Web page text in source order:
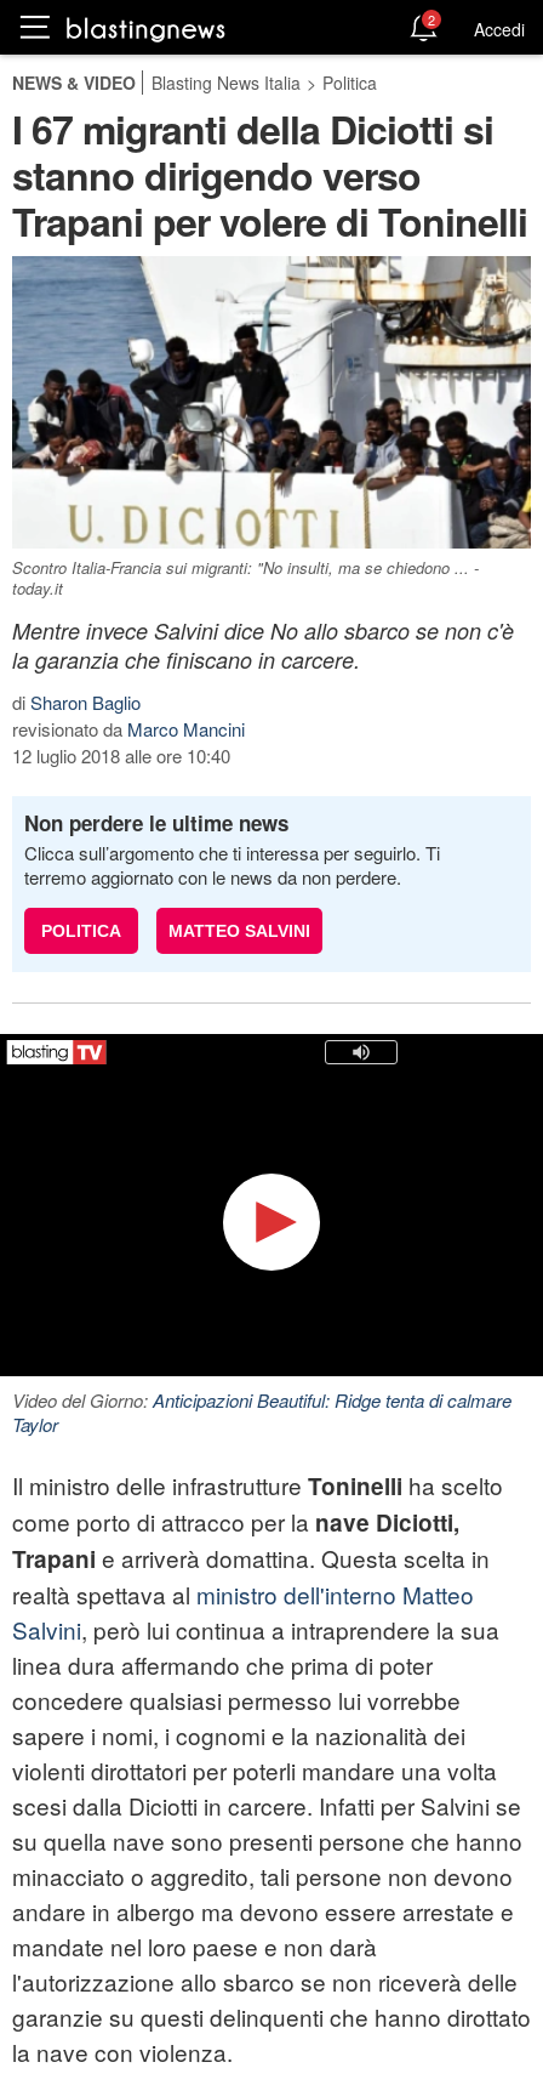
2 Accedi
NEWS & VIDEO Blasting News Italia > Politica
I 67 migranti della Diciotti si
stanno dirigendo verso
Trapani per volere di Toninelli
Scontro Italia-Francia sui migranti: "No insulti, ma se chiedono ... -
today.it
Mentre invece Salvini dice No allo sbarco se non c'è
la garanzia che finiscano in carcere.
diSharon Baglio
revisionato da Marco Mancini
12 luglio 2018 alle ore 10:40
Non perdere le ultime news
Clicca sull’argomento che ti interessa per seguirlo. Ti
terremo aggiornato con le news da non perdere.
POLITICA MATTEO SALVINI
Video del Giorno:Anticipazioni Beautiful: Ridge tenta di calmare
Taylor
Il ministro delle infrastrutture Toninelli ha scelto
come porto di attracco per la nave Diciotti,
Trapani e arriverà domattina. Questa scelta in
realtà spettava al ministro dell'interno Matteo
Salvini, però lui continua a intraprendere la sua
linea dura affermando che prima di poter
concedere qualsiasi permesso lui vorrebbe
sapere i nomi, i cognomi e la nazionalità dei
violenti dirottatori per poterli mandare una volta
scesi dalla Diciotti in carcere. Infatti per Salvini se
su quella nave sono presenti persone che hanno
minacciato o aggredito, tali persone non devono
andare in albergo ma devono essere arrestate e
mandate nel loro paese e non darà
l'autorizzazione allo sbarco se non riceverà delle
garanzie su questi delinquenti che hanno dirottato
la nave con violenza.